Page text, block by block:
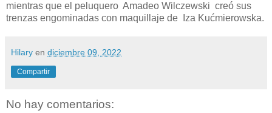
mientras que el peluquero Amadeo Wilczewski creó sus
trenzas engominadas con maquillaje de Iza Kućmierowska.
Hilary en diciembre 09, 2022
Compartir
No hay comentarios: